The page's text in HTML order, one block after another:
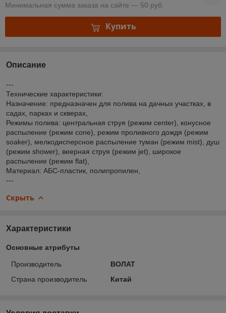
Минимальная сумма заказа на сайте — 50 руб.
Купить
Описание
---
Технические характеристики:
Назначение: предназначен для полива на дачных участках, в
садах, парках и скверах,
Режимы полива: центральная струя (режим center), конусное
распыление (режим cone), режим проливного дождя (режим
soaker), мелкодисперсное распыление туман (режим mist), душ
(режим shower), веерная струя (режим jet), широкое
распыление (режим flat),
Материал: АБС-пластик, полипропилен,
---
Скрыть
Характеристики
Основные атрибуты
Производитель
ВОЛАТ
Страна производитель
Китай